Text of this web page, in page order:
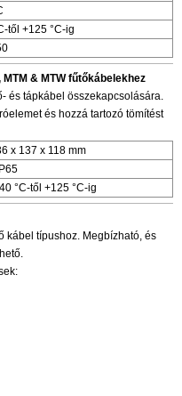
től +125 °C-ig
MTM & MTW fűtőkábelekhez
és tápkábel összekapcsolására.
és hozzá tartozó tömítést
x 137 x 118 mm
IP65
°C-től +125 °C-ig
kábel típushoz. Megbízható, és